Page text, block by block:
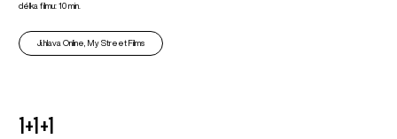
délka filmu: 10 min.
Ji.hlava Online, My Street Films
1+1+1